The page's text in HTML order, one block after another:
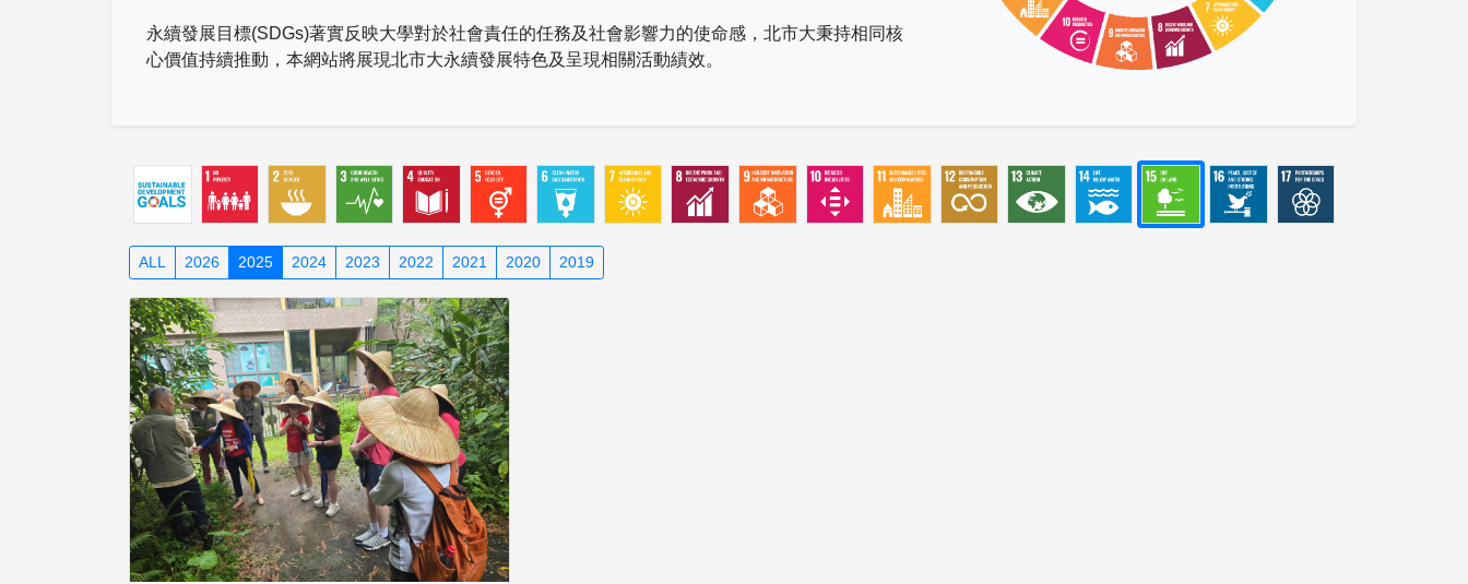
永續發展目標(SDGs)著實反映大學對於社會責任的任務及社會影響力的使命感，北市大秉持相同核
心價值持續推動，本網站將展現北市大永續發展特色及呈現相關活動績效。
ALL 2026 2025 2024 2023 2022 2021 2020 2019